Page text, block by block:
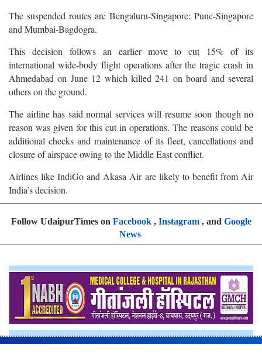
The suspended routes are Bengaluru-Singapore; Pune-Singapore
and Mumbai-Bagdogra.
This decision follows an earlier move to cut 15% of its
international wide-body flight operations after the tragic crash in
Ahmedabad on June 12 which killed 241 on board and several
others on the ground.
The airline has said normal services will resume soon though no
reason was given for this cut in operations. The reasons could be
additional checks and maintenance of its fleet, cancellations and
closure of airspace owing to the Middle East conflict.
Airlines like IndiGo and Akasa Air are likely to benefit from Air
India’s decision.
Follow UdaipurTimes on Facebook, Instagram, and Google
News